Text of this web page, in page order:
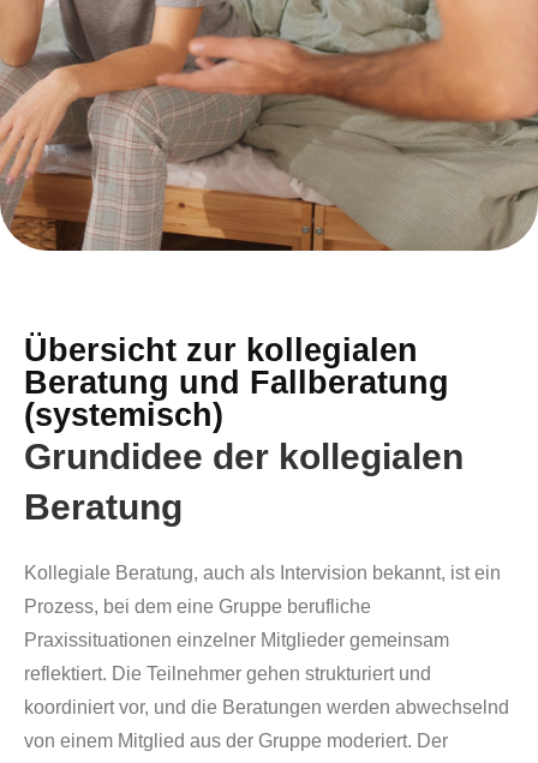
Übersicht zur kollegialen
Beratung und Fallberatung
(systemisch)
Grundidee der kollegialen
Beratung
Kollegiale Beratung, auch als Intervision bekannt, ist ein
Prozess, bei dem eine Gruppe berufliche
Praxissituationen einzelner Mitglieder gemeinsam
reflektiert. Die Teilnehmer gehen strukturiert und
koordiniert vor, und die Beratungen werden abwechselnd
von einem Mitglied aus der Gruppe moderiert. Der